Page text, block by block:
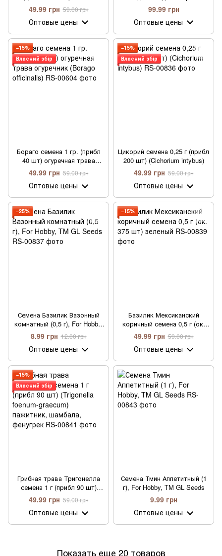
садовый обыкновенный
(Thymus vulgaris)
49.99 грн 59.00 грн
Оптовые цены
(Stevia rebaudiana)
99.99 грн
Оптовые цены
−15%
Власний збір
Бораго семена 1 гр. (прибл
40 шт) огуречная трава
огуречник (Borago officinalis)
49.99 грн 59.00 грн
Оптовые цены
−15%
Власний збір
Цикорий семена 0,25 г (прибл
200 шт) (Cichorium intybus)
49.99 грн 59.00 грн
Оптовые цены
−25%
Семена Базилик Вазонный
комнатный (0,5 г), For Hobby,
TM GL Seeds
8.99 грн 12.00 грн
Оптовые цены
−15%
Базилик Мексиканский
коричный семена 0,5 г (ок.
375 шт) зеленый
49.99 грн 59.00 грн
Оптовые цены
−15%
Власний збір
Грибная трава Тригонелла
семена 1 г (прибл 90 шт)
(Trigonella foenum-graecum)
пажитник, шамбала,
фенугрек
49.99 грн 59.00 грн
Оптовые цены
Семена Тмин Аппетитный (1
г), For Hobby, TM GL Seeds
9.99 грн
Оптовые цены
Показать еще 20 товаров